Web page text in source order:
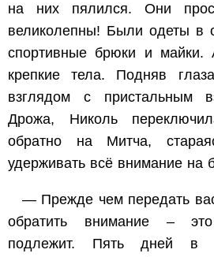
на них пялился. Они
великолепны! Были одеты в
спортивные брюки и майки.
крепкие тела. Подняв
взглядом с пристальным
Дрожа, Николь
обратно на Митча,
удерживать всё внимание на
— Прежде чем передать
обратить внимание –
подлежит. Пять дней